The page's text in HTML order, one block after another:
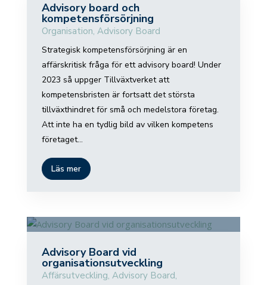
Advisory board och
kompetensförsörjning
Organisation, Advisory Board
Strategisk kompetensförsörjning är en
affärskritisk fråga för ett advisory board! Under
2023 så uppger Tillväxtverket att
kompetensbristen är fortsatt det största
tillväxthindret för små och medelstora företag.
Att inte ha en tydlig bild av vilken kompetens
företaget...
Läs mer
Advisory Board vid
organisationsutveckling
Affärsutveckling, Advisory Board,